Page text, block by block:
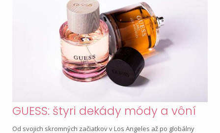
GUESS: štyri dekády módy a vôní
Od svojich skromných začiatkov v Los Angeles až po globálny